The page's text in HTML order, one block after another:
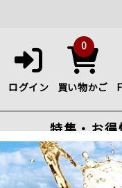
ログイン
0
買い物かご
特集・お